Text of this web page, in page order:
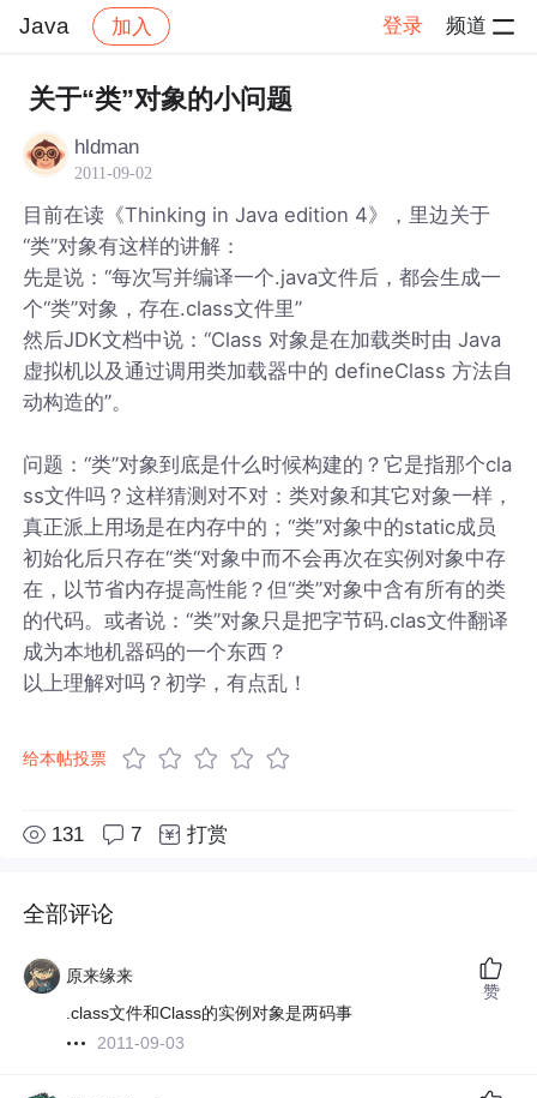
Java 加入 登录 频道
社区 Java 帖子详情
关于“类”对象的小问题
hldman
2011-09-02
目前在读《Thinking in Java edition 4》，里边关于
“类”对象有这样的讲解：
先是说：“每次写并编译一个.java文件后，都会生成一
个“类”对象，存在.class文件里”
然后JDK文档中说：“Class 对象是在加载类时由 Java
虚拟机以及通过调用类加载器中的 defineClass 方法自
动构造的”。
问题：“类”对象到底是什么时候构建的？它是指那个cla
ss文件吗？这样猜测对不对：类对象和其它对象一样，
真正派上用场是在内存中的；“类”对象中的static成员
初始化后只存在“类“对象中而不会再次在实例对象中存
在，以节省内存提高性能？但“类”对象中含有所有的类
的代码。或者说：“类”对象只是把字节码.clas文件翻译
成为本地机器码的一个东西？
以上理解对吗？初学，有点乱！
给本帖投票
131 7 打赏
全部评论
原来缘来
.class文件和Class的实例对象是两码事
2011-09-03
赞